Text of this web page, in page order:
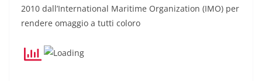
2010 dall’International Maritime Organization (IMO) per
rendere omaggio a tutti coloro